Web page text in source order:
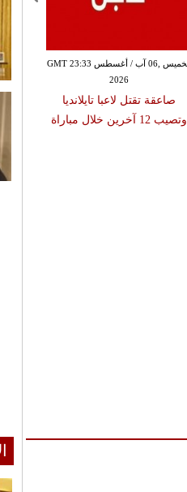
تفشي
الخميس ,06 آب / أغسطس GMT 23:33
2026
صاعقة تقتل لاعبا تايلانديا
وتصيب 12 آخرين خلال مباراة